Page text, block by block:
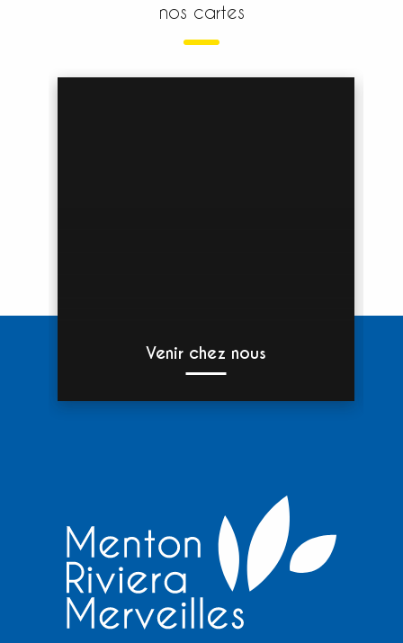
nos cartes
Venir chez nous